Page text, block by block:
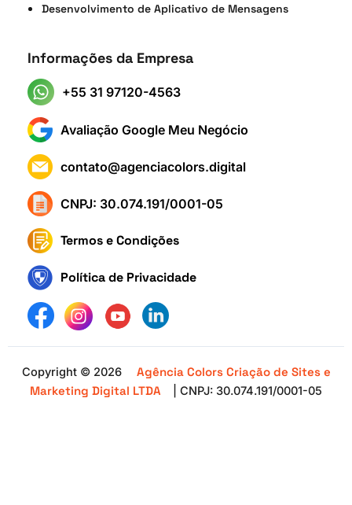
Desenvolvimento de Aplicativo de Mensagens
Informações da Empresa
+55 31 97120-4563
Avaliação Google Meu Negócio
contato@agenciacolors.digital
CNPJ: 30.074.191/0001-05
Termos e Condições
Política de Privacidade
Copyright © 2026
Agência Colors Criação de Sites e
Marketing Digital LTDA
| CNPJ: 30.074.191/0001-05